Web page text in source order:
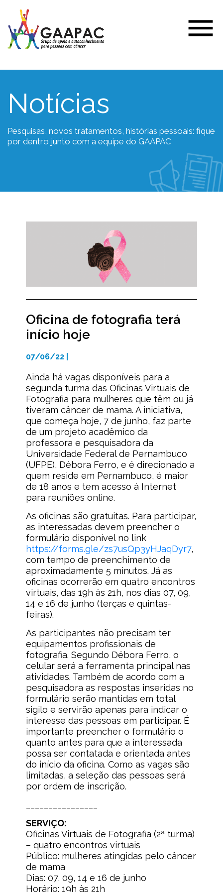
Notícias
Pesquisas, novos tratamentos, histórias pessoais: fique
por dentro junto com a equipe do GAAPAC
Oficina de fotografia terá
início hoje
07/06/22 |
Ainda há vagas disponíveis para a
segunda turma das Oficinas Virtuais de
Fotografia para mulheres que têm ou já
tiveram câncer de mama. A iniciativa,
que começa hoje, 7 de junho, faz parte
de um projeto acadêmico da
professora e pesquisadora da
Universidade Federal de Pernambuco
(UFPE), Débora Ferro, e é direcionado a
quem reside em Pernambuco, é maior
de 18 anos e tem acesso à Internet
para reuniões online.
As oficinas são gratuitas. Para participar,
as interessadas devem preencher o
formulário disponível no link
https://forms.gle/zs7usQp3yHJaqDyr7,
com tempo de preenchimento de
aproximadamente 5 minutos. Já as
oficinas ocorrerão em quatro encontros
virtuais, das 19h às 21h, nos dias 07, 09,
14 e 16 de junho (terças e quintas-
feiras).
As participantes não precisam ter
equipamentos profissionais de
fotografia. Segundo Débora Ferro, o
celular será a ferramenta principal nas
atividades. Também de acordo com a
pesquisadora as respostas inseridas no
formulário serão mantidas em total
sigilo e servirão apenas para indicar o
interesse das pessoas em participar. É
importante preencher o formulário o
quanto antes para que a interessada
possa ser contatada e orientada antes
do início da oficina. Como as vagas são
limitadas, a seleção das pessoas será
por ordem de inscrição.
SERVIÇO:
Oficinas Virtuais de Fotografia (2ª turma)
– quatro encontros virtuais
Público: mulheres atingidas pelo câncer
de mama
Dias: 07, 09, 14 e 16 de junho
Horário: 19h às 21h